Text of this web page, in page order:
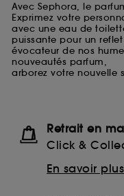
Avec Sephora, le
Exprimez votre
avec une eau de
puissante pour un reflet
évocateur de nos
nouveautés parfum,
arborez votre nouvelle
Retrait en
Click &
En savoir plus